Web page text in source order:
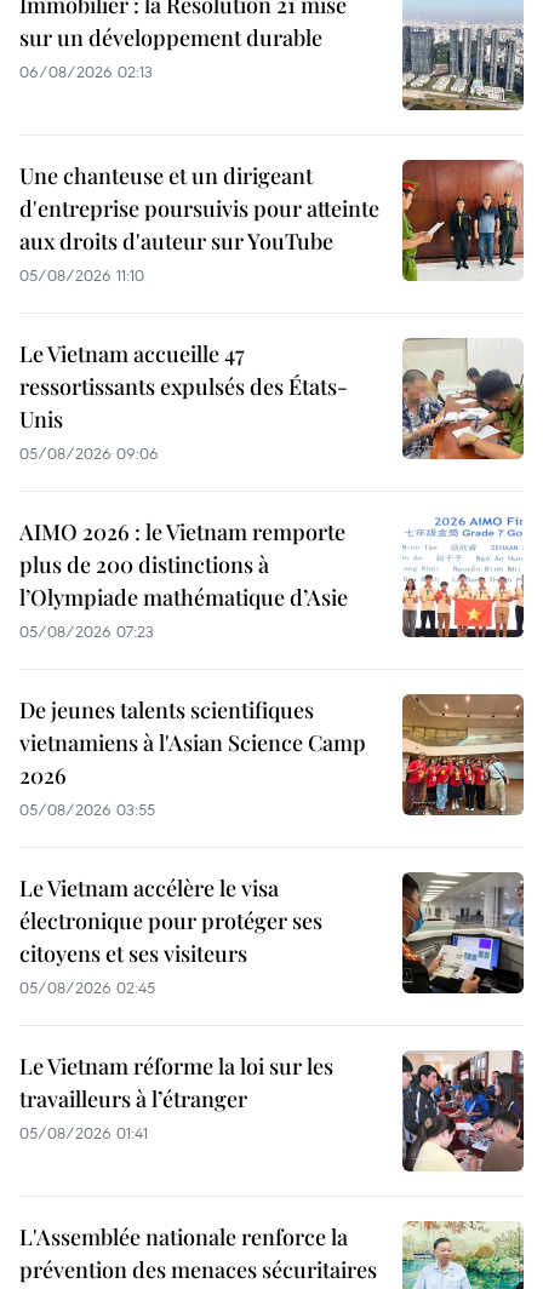
sur un développement durable
06/08/2026 02:13
Une chanteuse et un dirigeant
d'entreprise poursuivis pour atteinte
aux droits d'auteur sur YouTube
05/08/2026 11:10
Le Vietnam accueille 47
ressortissants expulsés des États-
Unis
05/08/2026 09:06
AIMO 2026 : le Vietnam remporte
plus de 200 distinctions à
l’Olympiade mathématique d’Asie
05/08/2026 07:23
De jeunes talents scientifiques
vietnamiens à l'Asian Science Camp
2026
05/08/2026 03:55
Le Vietnam accélère le visa
électronique pour protéger ses
citoyens et ses visiteurs
05/08/2026 02:45
Le Vietnam réforme la loi sur les
travailleurs à l’étranger
05/08/2026 01:41
L'Assemblée nationale renforce la
prévention des menaces sécuritaires